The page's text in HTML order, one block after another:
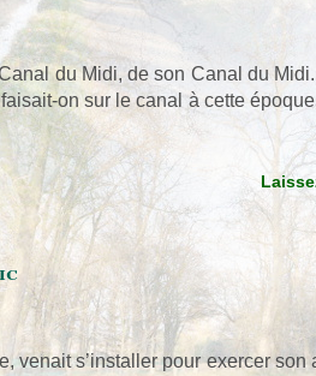
du Midi, de son Canal du
on sur le canal à cette
venait s’installer pour exercer son